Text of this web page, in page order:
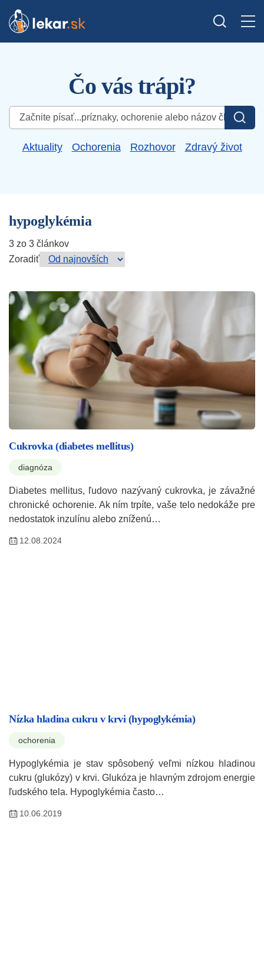
Čo vás trápi?
Hľadať:
Aktuality Ochorenia Rozhovor Zdravý život
hypoglykémia
3 zo 3 článkov
Zoradiť
Cukrovka (diabetes mellitus)
diagnóza
Diabetes mellitus, ľudovo nazývaný cukrovka, je závažné
chronické ochorenie. Ak ním trpíte, vaše telo nedokáže pre
nedostatok inzulínu alebo zníženú…
12.08.2024
Nízka hladina cukru v krvi (hypoglykémia)
ochorenia
Hypoglykémia je stav spôsobený veľmi nízkou hladinou
cukru (glukózy) v krvi. Glukóza je hlavným zdrojom energie
ľudského tela. Hypoglykémia často…
10.06.2019